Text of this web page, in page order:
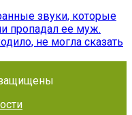
звуки, которые
пропадал ее муж.
не могла сказать